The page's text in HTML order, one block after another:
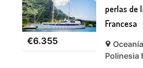
€6.355
perlas de
Francesa
Polinesia